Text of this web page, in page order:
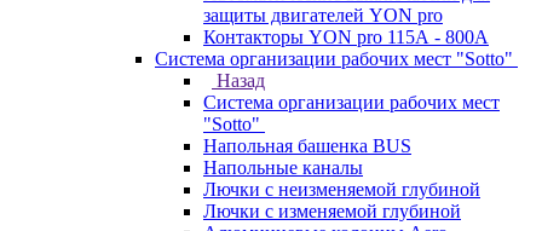
защиты двигателей YON pro
Контакторы YON pro 115А - 800А
Система организации рабочих мест "Sotto"
Назад
Система организации рабочих мест
"Sotto"
Напольная башенка BUS
Напольные каналы
Лючки с неизменяемой глубиной
Лючки с изменяемой глубиной